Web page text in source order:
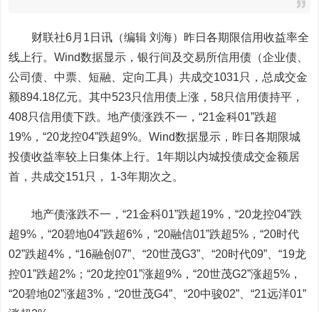
财联社6月1日讯（编辑 刘海） 昨日各期限信用收益率全
线上行。Wind数据显示，银行间及交易所信用债（企业债、
公司债、中票、短融、定向工具）共成交1031只，总成交金
额894.18亿元。其中523只信用债上涨，58只信用债持平，
408只信用债下跌。地产债涨跌不一，“21金科01”跌超
19%，“20龙控04”跌超9%。Wind数据显示，昨日各期限城
投债收益率较上日集体上行。1年期以内城投债成交金额居
首，共成交151只， 1-3年期次之。
地产债涨跌不一 ，“21金科01”跌超19%，“20龙控04”跌
超9%，“20碧地04”跌超6%，“20融信01”跌超5%，“20时代
02”跌超4%，“16融创07”、“20世茂G3”、“20时代09”、“19龙
控01”跌超2%；“20龙控01”涨超9%，“20世茂G2”涨超5%，
“20碧地02”涨超3%，“20世茂G4”、“20中骏02”、“21远洋01”